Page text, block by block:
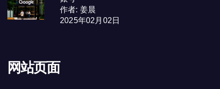
作者: 姜晨
2025年02月02日
网站页面